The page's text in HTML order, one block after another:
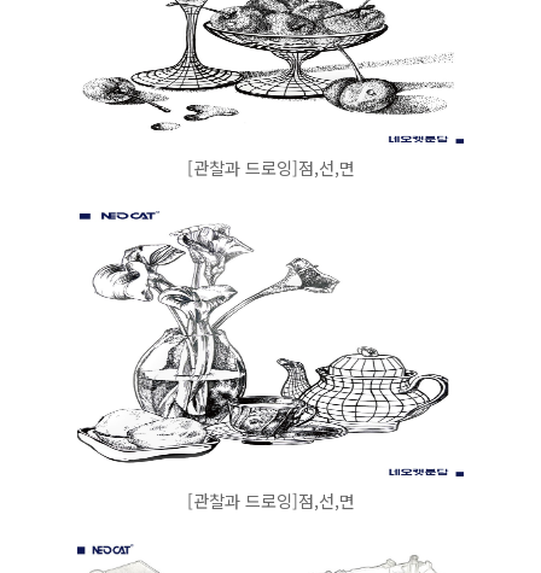
[관찰과 드로잉]점,선,면
[관찰과 드로잉]점,선,면